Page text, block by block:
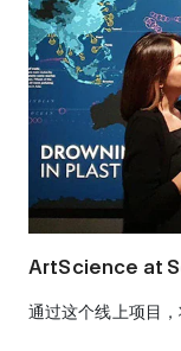
ArtScience at
通过这个线上项目，